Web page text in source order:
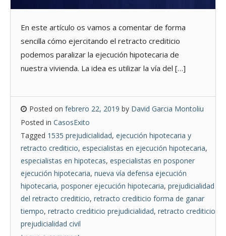
En este artículo os vamos a comentar de forma
sencilla cómo ejercitando el retracto crediticio
podemos paralizar la ejecución hipotecaria de
nuestra vivienda. La idea es utilizar la vía del […]
Posted on febrero 22, 2019 by David Garcia Montoliu
Posted in CasosExito
Tagged 1535 prejudicialidad, ejecución hipotecaria y
retracto crediticio, especialistas en ejecución hipotecaria,
especialistas en hipotecas, especialistas en posponer
ejecución hipotecaria, nueva vía defensa ejecución
hipotecaria, posponer ejecución hipotecaria, prejudicialidad
del retracto crediticio, retracto crediticio forma de ganar
tiempo, retracto crediticio prejudicialidad, retracto crediticio
prejudicialidad civil